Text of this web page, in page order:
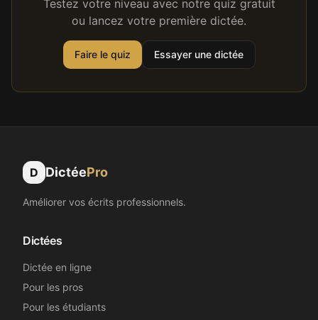
Testez votre niveau avec notre quiz gratuit
ou lancez votre première dictée.
Faire le quiz Essayer une dictée
D DictéePro
Améliorer vos écrits professionnels.
Dictées
Dictée en ligne
Pour les pros
Pour les étudiants